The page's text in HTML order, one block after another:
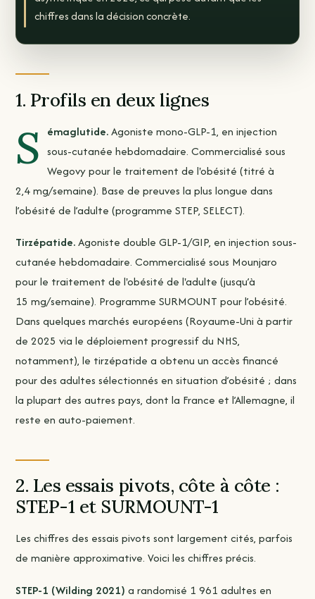
chiffres dans la décision concrète.
1. Profils en deux lignes
S émaglutide.Agoniste mono-GLP-1, en injection
sous-cutanée hebdomadaire. Commercialisé sous
Wegovy pour le traitement de l'obésité (titré à
2,4 mg/semaine). Base de preuves la plus longue dans
l’obésité de l’adulte (programme STEP, SELECT).
Tirzépatide.Agoniste double GLP-1/GIP, en injection sous-
cutanée hebdomadaire. Commercialisé sous Mounjaro
pour le traitement de l'obésité de l'adulte (jusqu’à
15 mg/semaine). Programme SURMOUNT pour l’obésité.
Dans quelques marchés européens (Royaume-Uni à partir
de 2025 via le déploiement progressif du NHS,
notamment), le tirzépatide a obtenu un accès financé
pour des adultes sélectionnés en situation d’obésité ; dans
la plupart des autres pays, dont la France et l’Allemagne, il
reste en auto-paiement.
2. Les essais pivots, côte à côte :
STEP-1 et SURMOUNT-1
Les chiffres des essais pivots sont largement cités, parfois
de manière approximative. Voici les chiffres précis.
STEP-1 (Wilding 2021) a randomisé 1 961 adultes en